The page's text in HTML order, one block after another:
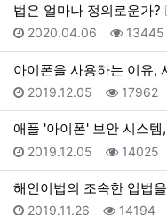
법은 얼마나 정의로운가?
등록일
2020.04.06 조회
13445
아이폰을 사용하는 이유,
등록일
2019.12.05 조회
17962
애플 '아이폰' 보안 시스
등록일
2019.12.05 조회
14025
해인이법의 조속한 입법
등록일
2019.11.26 조회
14194